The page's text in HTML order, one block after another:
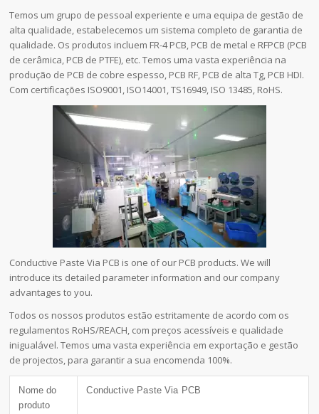
Temos um grupo de pessoal experiente e uma equipa de gestão de
alta qualidade, estabelecemos um sistema completo de garantia de
qualidade. Os produtos incluem FR-4 PCB, PCB de metal e RFPCB (PCB
de cerâmica, PCB de PTFE), etc. Temos uma vasta experiência na
produção de PCB de cobre espesso, PCB RF, PCB de alta Tg, PCB HDI.
Com certificações ISO9001, ISO14001, TS16949, ISO 13485, RoHS.
Conductive Paste Via PCB is one of our PCB products. We will
introduce its detailed parameter information and our company
advantages to you.
Todos os nossos produtos estão estritamente de acordo com os
regulamentos RoHS/REACH, com preços acessíveis e qualidade
inigualável. Temos uma vasta experiência em exportação e gestão
de projectos, para garantir a sua encomenda 100%.
Nome do
produto
Conductive Paste Via PCB